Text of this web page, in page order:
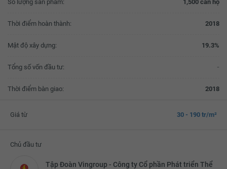
Số lượng sản phẩm: 1,500 căn hộ
Thời điểm hoàn thành: 2018
Mật độ xây dựng: 19.3%
Tổng số vốn đầu tư: -
Thời điểm bàn giao: 2018
Giá từ 30 - 190 tr/m²
Chủ đầu tư
Tập Đoàn Vingroup - Công ty Cổ phần Phát triển Thể